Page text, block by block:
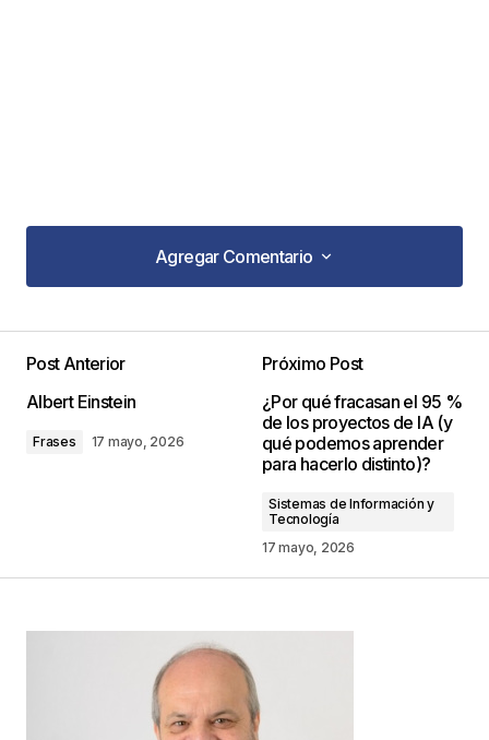
Agregar Comentario
Agregar Comentario
publicada.
Los campos obligatorios están
*
Post Anterior
Albert Einstein
Frases 17 mayo, 2026
Próximo Post
¿Por qué fracasan el 95 %
de los proyectos de IA (y
qué podemos aprender
para hacerlo distinto)?
Sistemas de Información y
Tecnología
17 mayo, 2026